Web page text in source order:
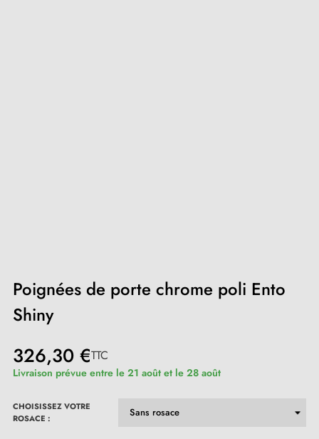
Poignées de porte chrome poli Ento
Shiny
326,30 €TTC
Livraison prévue entre le 21 août et le 28 août
CHOISISSEZ VOTRE
ROSACE :